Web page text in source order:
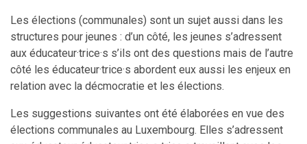
Les élections (communales) sont un sujet aussi dans les
structures pour jeunes : d’un côté, les jeunes s’adressent
aux éducateur·trice·s s’ils ont des questions mais de l’autre
côté les éducateur·trice·s abordent eux aussi les enjeux en
relation avec la décmocratie et les élections.
Les suggestions suivantes ont été élaborées en vue des
élections communales au Luxembourg. Elles s’adressent